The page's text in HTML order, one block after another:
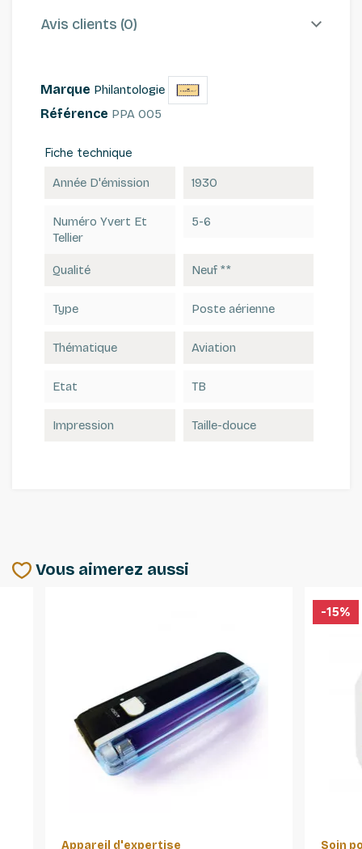
Avis clients (0)
Marque Philantologie
Référence PPA 005
Fiche technique
Année D'émission 1930
Numéro Yvert Et
Tellier
5-6
Qualité Neuf **
Type Poste aérienne
Thématique Aviation
Etat TB
Impression Taille-douce
Vous aimerez aussi
Appareil d'expertise Soin
-15%